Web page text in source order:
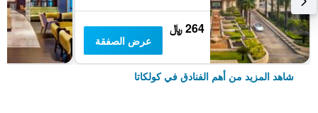
264 ﷼
عرض الصفقة
شاهد المزيد من أهم الفنادق في كولكاتا